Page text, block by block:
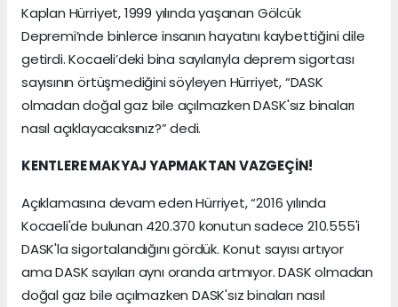
Kaplan Hürriyet, 1999 yılında yaşanan Gölcük
Depremi’nde binlerce insanın hayatını kaybettiğini dile
getirdi. Kocaeli’deki bina sayılarıyla deprem sigortası
sayısının örtüşmediğini söyleyen Hürriyet, “DASK
olmadan doğal gaz bile açılmazken DASK'sız binaları
nasıl açıklayacaksınız?” dedi.
KENTLERE MAKYAJ YAPMAKTAN VAZGEÇİN!
Açıklamasına devam eden Hürriyet, “2016 yılında
Kocaeli'de bulunan 420.370 konutun sadece 210.555'i
DASK'la sigortalandığını gördük. Konut sayısı artıyor
ama DASK sayıları aynı oranda artmıyor. DASK olmadan
doğal gaz bile açılmazken DASK'sız binaları nasıl